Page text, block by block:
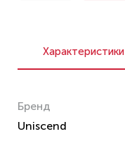
Характеристики
Бренд
Uniscend